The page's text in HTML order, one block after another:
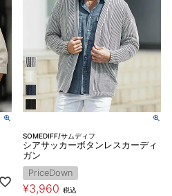
SOMEDIFF/サムディフ
シアサッカーボタンレスカーディ
ガン
PriceDown
¥3,960 税込